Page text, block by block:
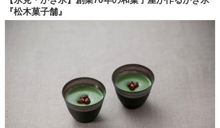
『松木菓子舗』